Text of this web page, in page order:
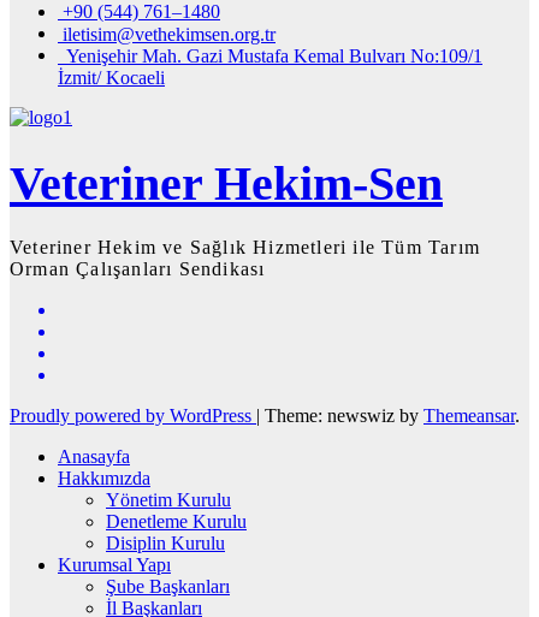
+90 (544) 761–1480
iletisim@vethekimsen.org.tr
Yenişehir Mah. Gazi Mustafa Kemal Bulvarı No:109/1
İzmit/ Kocaeli
Veteriner Hekim-Sen
Veteriner Hekim ve Sağlık Hizmetleri ile Tüm Tarım
Orman Çalışanları Sendikası
Proudly powered by WordPress | Theme: newswiz by Themeansar.
Anasayfa
Hakkımızda
Yönetim Kurulu
Denetleme Kurulu
Disiplin Kurulu
Kurumsal Yapı
Şube Başkanları
İl Başkanları